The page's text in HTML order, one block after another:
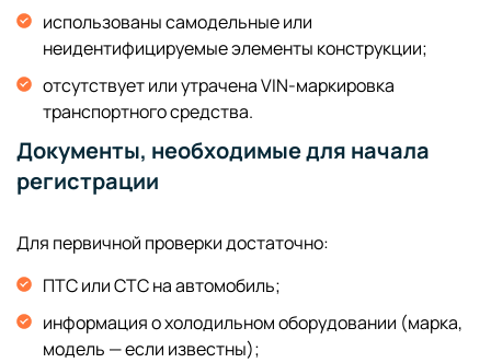
использованы самодельные или
неидентифицируемые элементы конструкции;
отсутствует или утрачена VIN-маркировка
транспортного средства.
Документы, необходимые для начала
регистрации
Для первичной проверки достаточно:
ПТС или СТС на автомобиль;
информация о холодильном оборудовании (марка,
модель — если известны);